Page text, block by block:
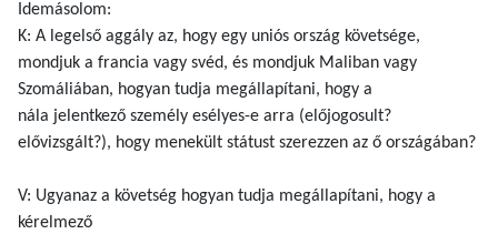
Idemásolom:
K: A legelső aggály az, hogy egy uniós ország követsége,
mondjuk a francia vagy svéd, és mondjuk Maliban vagy
Szomáliában, hogyan tudja megállapítani, hogy a
nála jelentkező személy esélyes-e arra (előjogosult?
elővizsgált?), hogy menekült státust szerezzen az ő országában?
V: Ugyanaz a követség hogyan tudja megállapítani, hogy a
kérelmező